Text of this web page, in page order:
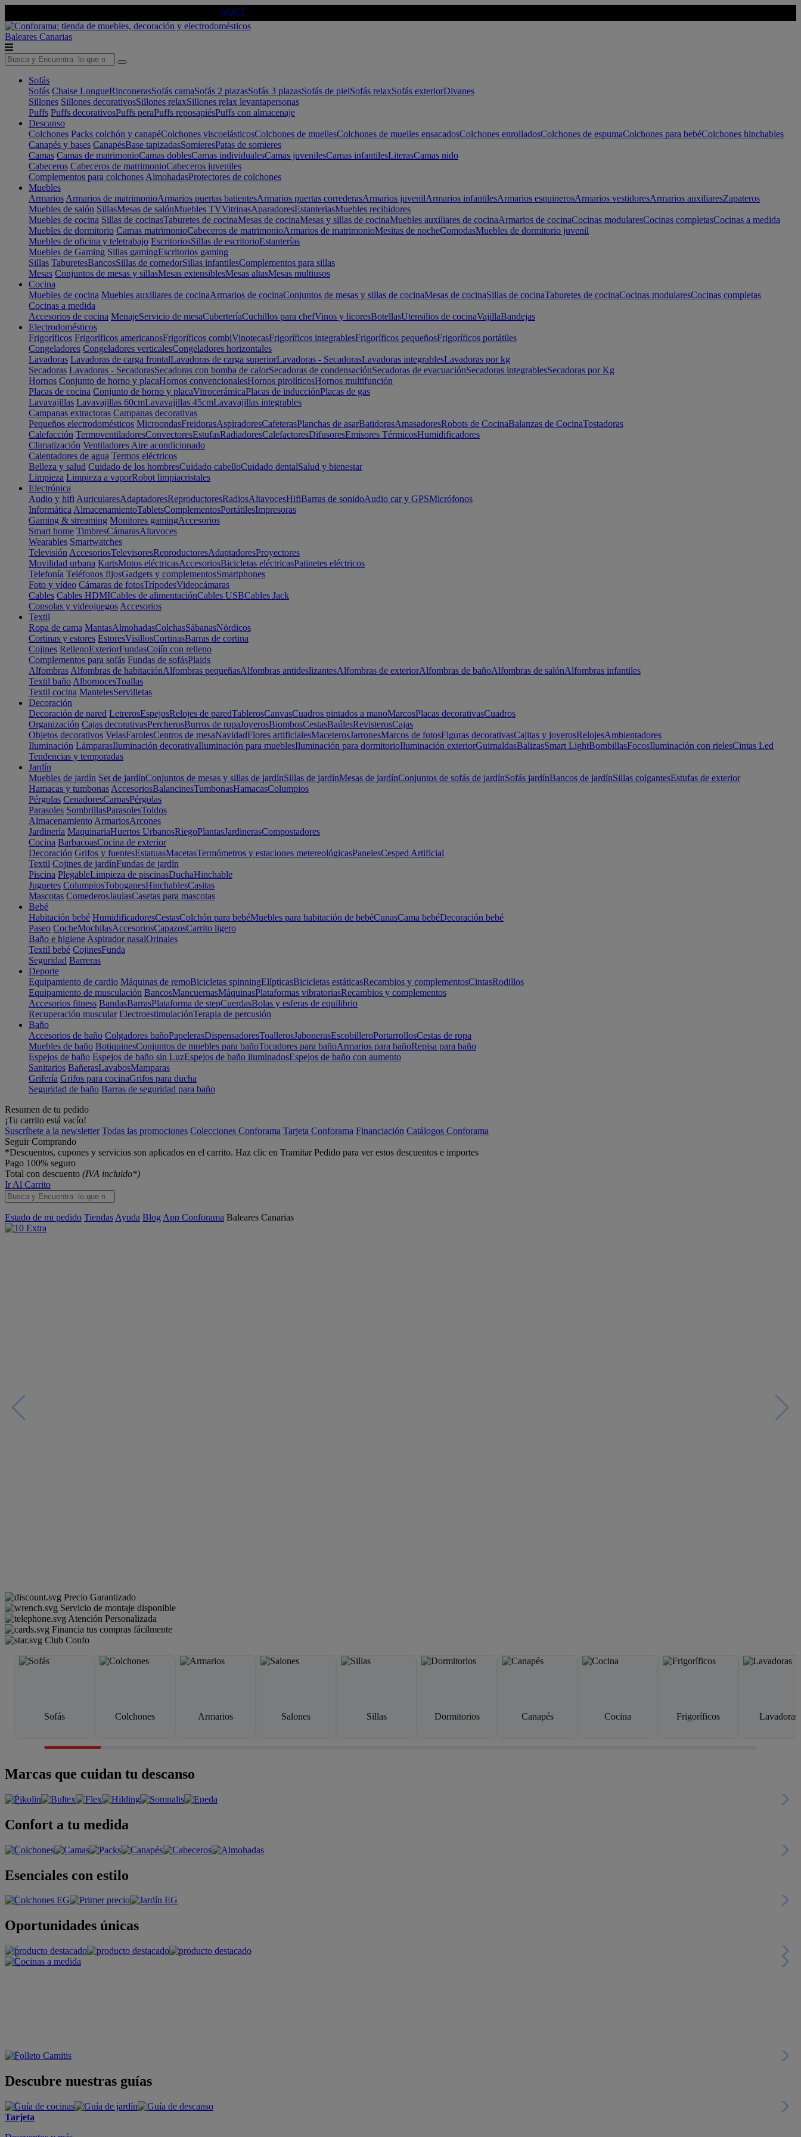
AQUÍ
Baleares Canarias
Sofás
Sofás Chaise LongueRinconerasSofás camaSofás 2 plazasSofás 3 plazasSofás de pielSofás relaxSofás exteriorDivanes
Sillones Sillones decorativosSillones relaxSillones relax levantapersonas
Puffs Puffs decorativosPuffs peraPuffs reposapiésPuffs con almacenaje
Descanso
Colchones Packs colchón y canapéColchones viscoelásticosColchones de muellesColchones de muelles ensacadosColchones enrolladosColchones de espumaColchones para bebéColchones hinchables
Canapés y bases CanapésBase tapizadasSomieresPatas de somieres
Camas Camas de matrimonioCamas doblesCamas individualesCamas juvenilesCamas infantilesLiterasCamas nido
Cabeceros Cabeceros de matrimonioCabeceros juveniles
Complementos para colchones AlmohadasProtectores de colchones
Muebles
Armarios Armarios de matrimonioArmarios puertas batientesArmarios puertas correderasArmarios juvenilArmarios infantilesArmarios esquinerosArmarios vestidoresArmarios auxiliaresZapateros
Muebles de salón SillasMesas de salónMuebles TVVitrinasAparadoresEstanteriasMuebles recibidores
Muebles de cocina Sillas de cocinasTaburetes de cocinaMesas de cocinaMesas y sillas de cocinaMuebles auxiliares de cocinaArmarios de cocinaCocinas modularesCocinas completasCocinas a medida
Muebles de dormitorio Camas matrimonioCabeceros de matrimonioArmarios de matrimonioMesitas de nocheComodasMuebles de dormitorio juvenil
Muebles de oficina y teletrabajo EscritoriosSillas de escritorioEstanterías
Muebles de Gaming Sillas gamingEscritorios gaming
Sillas TaburetesBancosSillas de comedorSillas infantilesComplementos para sillas
Mesas Conjuntos de mesas y sillasMesas extensiblesMesas altasMesas multiusos
Cocina
Muebles de cocina Muebles auxiliares de cocinaArmarios de cocinaConjuntos de mesas y sillas de cocinaMesas de cocinaSillas de cocinaTaburetes de cocinaCocinas modularesCocinas completas
Cocinas a medida
Accesorios de cocina MenajeServicio de mesaCuberteríaCuchillos para chefVinos y licoresBotellasUtensilios de cocinaVajillaBandejas
Electrodomésticos
Frigoríficos Frigoríficos americanosFrigoríficos combiVinotecasFrigoríficos integrablesFrigoríficos pequeñosFrigoríficos portátiles
Congeladores Congeladores verticalesCongeladores horizontales
Lavadoras Lavadoras de carga frontalLavadoras de carga superiorLavadoras - SecadorasLavadoras integrablesLavadoras por kg
Secadoras Lavadoras - SecadorasSecadoras con bomba de calorSecadoras de condensaciónSecadoras de evacuaciónSecadoras integrablesSecadoras por Kg
Hornos Conjunto de horno y placaHornos convencionalesHornos pirolíticosHornos multifunción
Placas de cocina Conjunto de horno y placaVitrocerámicaPlacas de inducciónPlacas de gas
Lavavajillas Lavavajillas 60cmLavavajillas 45cmLavavajillas integrables
Campanas extractoras Campanas decorativas
Pequeños electrodomésticos MicroondasFreidorasAspiradoresCafeterasPlanchas de asarBatidorasAmasadoresRobots de CocinaBalanzas de CocinaTostadoras
Calefacción TermoventiladoresConvectoresEstufasRadiadoresCalefactoresDifusoresEmisores TérmicosHumidificadores
Climatización Ventiladores Aire acondicionado
Calentadores de agua Termos eléctricos
Belleza y salud Cuidado de los hombresCuidado cabelloCuidado dentalSalud y bienestar
Limpieza Limpieza a vaporRobot limpiacristales
Electrónica
Audio y hifi AuricularesAdaptadoresReproductoresRadiosAltavocesHifiBarras de sonidoAudio car y GPSMicrófonos
Informática AlmacenamientoTabletsComplementosPortátilesImpresoras
Gaming & streaming Monitores gamingAccesorios
Smart home TimbresCámarasAltavoces
Wearables Smartwatches
Televisión AccesoriosTelevisoresReproductoresAdaptadoresProyectores
Movilidad urbana KartsMotos eléctricasAccesoriosBicicletas eléctricasPatinetes eléctricos
Telefonía Teléfonos fijosGadgets y complementosSmartphones
Foto y vídeo Cámaras de fotosTrípodesVideocámaras
Cables Cables HDMICables de alimentaciónCables USBCables Jack
Consolas y videojuegos Accesorios
Textil
Ropa de cama MantasAlmohadasColchasSábanasNórdicos
Cortinas y estores EstoresVisillosCortinasBarras de cortina
Cojines RellenoExteriorFundasCojín con relleno
Complementos para sofás Fundas de sofásPlaids
Alfombras Alfombras de habitaciónAlfombras pequeñasAlfombras antideslizantesAlfombras de exteriorAlfombras de bañoAlfombras de salónAlfombras infantiles
Textil baño AlbornocesToallas
Textil cocina MantelesServilletas
Decoración
Decoración de pared LetrerosEspejosRelojes de paredTablerosCanvasCuadros pintados a manoMarcosPlacas decorativasCuadros
Organización Cajas decorativasPercherosBurros de ropaJoyerosBiombosCestasBaúlesRevisterosCajas
Objetos decorativos VelasFarolesCentros de mesaNavidadFlores artificialesMaceterosJarronesMarcos de fotosFiguras decorativasCajitas y joyerosRelojesAmbientadores
Iluminación LámparasIluminación decorativaIluminación para mueblesIluminación para dormitorioIluminación exteriorGuirnaldasBalizasSmart LightBombillasFocosIluminación con rielesCintas Led
Tendencias y temporadas
Jardín
Muebles de jardín Set de jardínConjuntos de mesas y sillas de jardínSillas de jardínMesas de jardínConjuntos de sofás de jardínSofás jardínBancos de jardínSillas colgantesEstufas de exterior
Hamacas y tumbonas AccesoriosBalancinesTumbonasHamacasColumpios
Pérgolas CenadoresCarpasPérgolas
Parasoles SombrillasParasolesToldos
Almacenamiento ArmariosArcones
Jardinería MaquinariaHuertos UrbanosRiegoPlantasJardinerasCompostadores
Cocina BarbacoasCocina de exterior
Decoración Grifos y fuentesEstatuasMacetasTermómetros y estaciones metereológicasPanelesCesped Artificial
Textil Cojines de jardínFundas de jardín
Piscina PlegableLimpieza de piscinasDuchaHinchable
Juguetes ColumpiosToboganesHinchablesCasitas
Mascotas ComederosJaulasCasetas para mascotas
Bebé
Habitación bebé HumidificadoresCestasColchón para bebéMuebles para habitación de bebéCunasCama bebéDecoración bebé
Paseo CocheMochilasAccesoriosCapazosCarrito ligero
Baño e higiene Aspirador nasalOrinales
Textil bebé CojinesFunda
Seguridad Barreras
Deporte
Equipamiento de cardio Máquinas de remoBicicletas spinningElípticasBicicletas estáticasRecambios y complementosCintasRodillos
Equipamiento de musculación BancosMancuernasMáquinasPlataformas vibratoriasRecambios y complementos
Accesorios fitness BandasBarrasPlataforma de stepCuerdasBolas y esferas de equilibrio
Recuperación muscular ElectroestimulaciónTerapia de percusión
Baño
Accesorios de baño Colgadores bañoPapelerasDispensadoresToallerosJabonerasEscobilleroPortarrollosCestas de ropa
Muebles de baño BotiquinesConjuntos de muebles para bañoTocadores para bañoArmarios para bañoRepisa para baño
Espejos de baño Espejos de baño sin LuzEspejos de baño iluminadosEspejos de baño con aumento
Sanitarios BañerasLavabosMamparas
Grifería Grifos para cocinaGrifos para ducha
Seguridad de baño Barras de seguridad para baño
Resumen de tu pedido
¡Tu carrito está vacío!
Suscríbete a la newsletter Todas las promociones Colecciones Conforama Tarjeta Conforama Financiación Catálogos Conforama
Seguir Comprando
*Descuentos, cupones y servicios son aplicados en el carrito. Haz clic en Tramitar Pedido para ver estos descuentos e importes
Pago 100% seguro
Total con descuento (IVA incluido*)
Ir Al Carrito
Estado de mi pedido Tiendas Ayuda Blog App Conforama Baleares Canarias
Precio Garantizado
Servicio de montaje disponible
Atención Personalizada
Financia tus compras fácilmente
Club Confo
Sofás Colchones Armarios Salones Sillas Dormitorios Canapés Cocina Frigoríficos Lavadoras
Marcas que cuidan tu descanso
Confort a tu medida
Esenciales con estilo
Oportunidades únicas
Descubre nuestras guías
Tarjeta